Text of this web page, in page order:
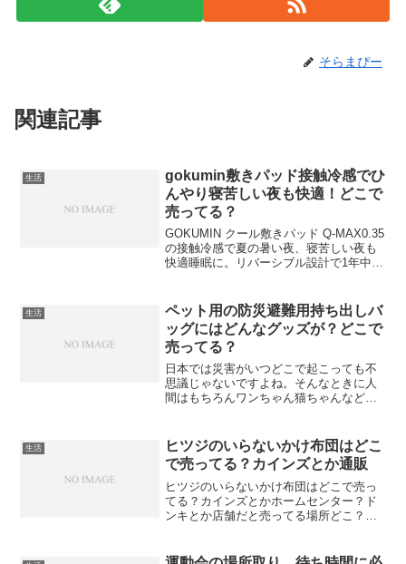
そらまぴー
関連記事
生活
gokumin敷きパッド接触冷感でひ
んやり寝苦しい夜も快適！どこで
売ってる？
GOKUMIN クール敷きパッド Q-MAX0.35
の接触冷感で夏の暑い夜、寝苦しい夜も
快適睡眠に。リバーシブル設計で1年中使
生活
ペット用の防災避難用持ち出しバ
ッグにはどんなグッズが？どこで
売ってる？
日本では災害がいつどこで起こっても不
思議じゃないですよね。そんなときに人
間はもちろんワンちゃん猫ちゃんなどペ
くと良いのか？ペット用避難用バッグは
どこで売ってるのか？
生活
ヒツジのいらないかけ布団はどこ
で売ってる？カインズとか通販
ヒツジのいらないかけ布団はどこで売っ
てる？カインズとかホームセンター？ド
ンキとか店舗だと売ってる場所どこ？や